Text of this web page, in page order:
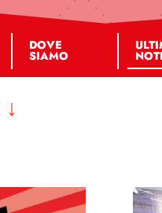
DOVE
SIAMO
↓